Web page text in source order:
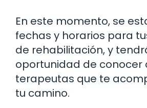
En este momento, se
fechas y horarios para
de rehabilitación, y
oportunidad de conocer
terapeutas que te
tu camino.